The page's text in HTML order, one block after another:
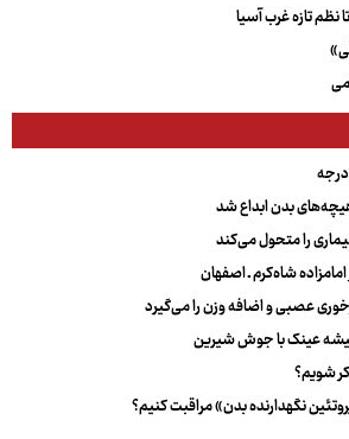
نظم تازه غرب آسیا
بدن ابداع شد
را متحول می‌کند
شاه‌کرم ـ اصفهان
عینک با جوش شیرین
شویم؟
نگهدارنده بدن» مراقبت کنیم؟